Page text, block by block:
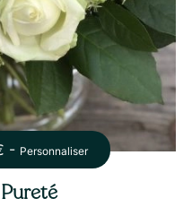
- Personnaliser